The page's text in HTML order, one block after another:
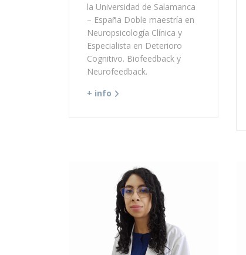
la Universidad de Salamanca
– España Doble maestría en
Neuropsicología Clínica y
Especialista en Deterioro
Cognitivo. Biofeedback y
Neurofeedback.
+ info